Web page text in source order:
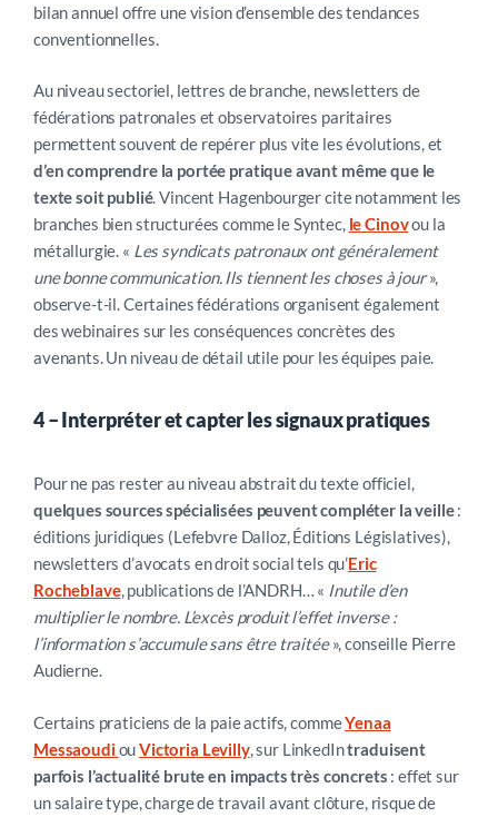
bilan annuel offre une vision d’ensemble des tendances
conventionnelles.
Au niveau sectoriel, lettres de branche, newsletters de
fédérations patronales et observatoires paritaires
permettent souvent de repérer plus vite les évolutions, et
d’en comprendre la portée pratique avant même que le
texte soit publié. Vincent Hagenbourger cite notamment les
branches bien structurées comme le Syntec, le Cinovou la
métallurgie. « Les syndicats patronaux ont généralement
une bonne communication. Ils tiennent les choses à jour»,
observe-t-il.Certaines fédérations organisent également
des webinaires sur les conséquences concrètes des
avenants. Un niveau de détail utile pour les équipes paie.
4 – Interpréter et capter les signaux pratiques
Pour ne pas rester au niveau abstrait du texte officiel,
quelques sources spécialisées peuvent compléter la veille:
éditions juridiques (Lefebvre Dalloz, Éditions Législatives),
newsletters d’avocats en droit socialtels qu’Eric
Rocheblave, publications de l’ANDRH… « Inutile d’en
multiplier le nombre. L’excès produit l’effet inverse :
l’information s’accumule sans être traitée», conseille Pierre
Audierne.
Certains praticiens de la paie actifs,commeYenaa
MessaoudiouVictoria Levilly, sur LinkedIntraduisent
parfois l’actualité brute en impacts très concrets : effet sur
un salaire type, charge de travail avant clôture, risque de